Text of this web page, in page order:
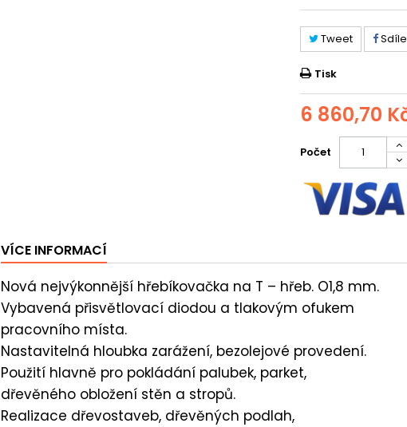
Tweet
Tisk
6 860,70
Počet
VÍCE INFORMACÍ
Nová nejvýkonnější hřebíkovačka na T – hřeb. O1,8 mm.
Vybavená přisvětlovací diodou a tlakovým ofukem
pracovního místa.
Nastavitelná hloubka zarážení, bezolejové provedení.
Použití hlavně pro pokládání palubek, parket,
dřevěného obložení stěn a stropů.
Realizace dřevostaveb, dřevěných podlah,